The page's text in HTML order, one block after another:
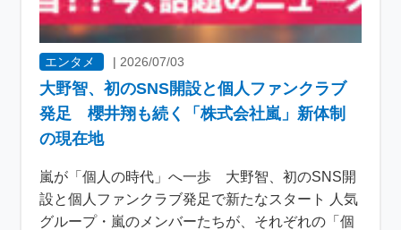
エンタメ | 2026/07/03
大野智、初のSNS開設と個人ファンクラブ
発足 櫻井翔も続く「株式会社嵐」新体制
の現在地
嵐が「個人の時代」へ一歩 大野智、初のSNS開
設と個人ファンクラブ発足で新たなスタート 人気
グループ・嵐のメンバーたちが、それぞれの「個